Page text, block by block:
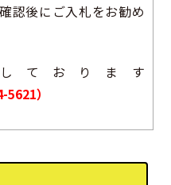
認後にご入札をお勧め
ております
）